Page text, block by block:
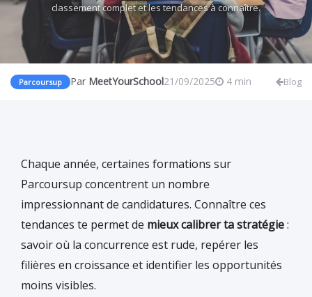
classement complet et les tendances à connaître.
Parcoursup Par MeetYourSchool21/09/2025 4 min Blog
Chaque année, certaines formations sur
Parcoursup concentrent un nombre
impressionnant de candidatures. Connaître ces
tendances te permet de mieux calibrer ta stratégie:
savoir où la concurrence est rude, repérer les
filières en croissance et identifier les opportunités
moins visibles.